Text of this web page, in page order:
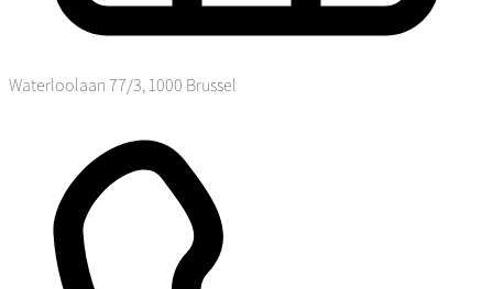
Waterloolaan 77/3, 1000 Brussel